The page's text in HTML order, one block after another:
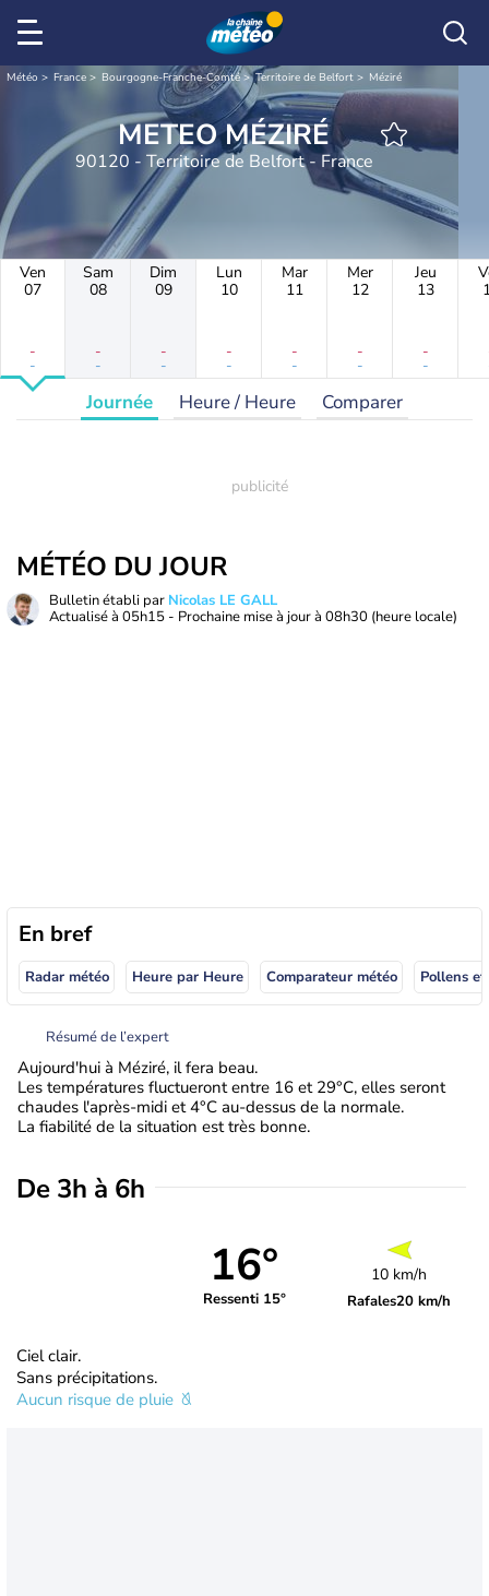
Météo France Bourgogne-Franche-Comté Territoire de Belfort Méziré
METEO MÉZIRÉ
90120 - Territoire de Belfort - France
Ven
07
-
-
Sam
08
-
-
Dim
09
-
-
Lun
10
-
-
Mar
11
-
-
Mer
12
-
-
Jeu
13
-
-
Journée Heure / Heure Comparer
MÉTÉO DU JOUR
Bulletin établi par Nicolas LE GALL
Actualisé à 05h15 - Prochaine mise à jour à 08h30 (heure locale)
En bref
Radar météo Heure par Heure Comparateur météo Pollens
Résumé de l’expert
Aujourd'hui à Méziré, il fera beau.
Les températures fluctueront entre 16 et 29°C, elles seront
chaudes l'après-midi et 4°C au-dessus de la normale.
La fiabilité de la situation est très bonne.
De 3h à 6h
16°
Ressenti 15°
10 km/h
Rafales20 km/h
Ciel clair.
Sans précipitations.
Aucun risque de pluie